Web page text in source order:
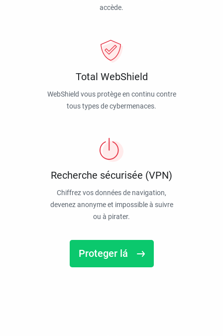
accède.
Total WebShield
WebShield vous protège en continu contre
tous types de cybermenaces.
Recherche sécurisée (VPN)
Chiffrez vos données de navigation,
devenez anonyme et impossible à suivre
ou à pirater.
Proteger lá